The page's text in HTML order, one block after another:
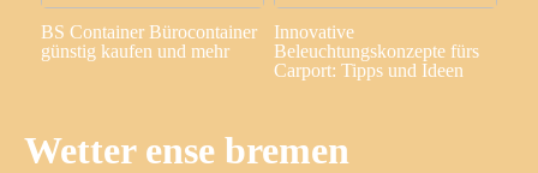
BS Container Bürocontainer
günstig kaufen und mehr
Innovative
Beleuchtungskonzepte fürs
Carport: Tipps und Ideen
Wetter ense bremen